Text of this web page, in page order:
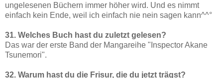
ungelesenen Büchern immer höher wird. Und es nimmt
einfach kein Ende, weil ich einfach nie nein sagen kann^^°
31. Welches Buch hast du zuletzt gelesen?
Das war der erste Band der Mangareihe "Inspector Akane
Tsunemori".
32. Warum hast du die Frisur, die du jetzt trägst?